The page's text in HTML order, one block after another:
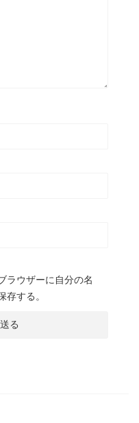
ラウザーに自分の名
存する。